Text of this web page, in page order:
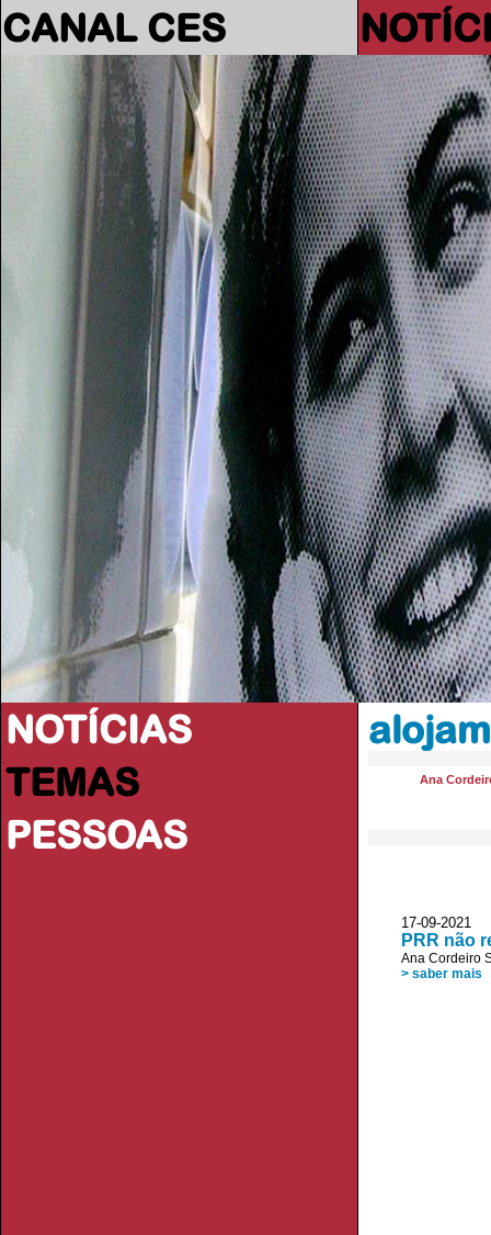
CANAL CES
NOTÍCIAS
TEMAS
PESSOAS
Ana
17-09-
PRR não
Ana Cordeiro
> saber mais